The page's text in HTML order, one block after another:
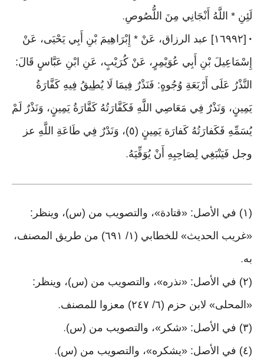
لَئِنِ * اللَّهُ أَنْجَانِي مِنَ اللُّصُوصِ.
•
[١٦٩٩٢] عبد الرزاق، عَنْ * إِبْرَاهِيمَ بْنِ أَبِي يَحْيَى، عَنْ
إِسْمَاعِيلَ بْنِ أَبِي عُوَيْمِرٍ، عَنْ كُرَيْبٍ، عَنِ ابْنِ عَبَّاسٍ قَالَ:
النَّذْرُ عَلَى أَرْبَعَةِ وُجُوهٍ: فَنَذْرٌ فِيمَا لَا يُطِيقُ فِيهِ كَفَّارَةُ
يَمِينٍ، وَنَذْرٌ فِي مَعَاصِي اللَّهِ فَكَفَّارَتُهُ كَفَّارَةُ يَمِينٍ، وَنَذْرٌ لَمْ
يُسَمِّهِ فَكَفارَتُهُ كَفارَة يَمِينٍ (٥)، وَنَدْرٌ فِي طَاعَةِ اللَّهِ عز
وجل فَيَنْبَغِي لِصَاحِبِهِ أَنْ يُوَفِّيَهُ.
(١) في الأصل: «قتادة»، والتصويب من (س)، وينظر:
«غريب الحديث» للخطابي (١/ ٦٩١) من طريق المصنف،
به.
(٢) في الأصل: «نذره»، والتصويب من (س)، وينظر:
«المحلى» لابن حزم (٦/ ٢٤٧) معزوا للمصنف
.
(٣) في الأصل: «شكر»، والتصويب من (س) .
(٤) في الأصل: «يشكره»، والتصويب من (س) .